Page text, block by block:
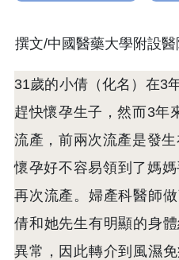
撰文/中國醫藥大學附設醫
31歲的小倩（化名）在3
趕快懷孕生子，然而3年
流產，前兩次流產是發
懷孕好不容易領到了媽
再次流產。婦產科醫師
倩和她先生有明顯的身
異常，因此轉介到風濕